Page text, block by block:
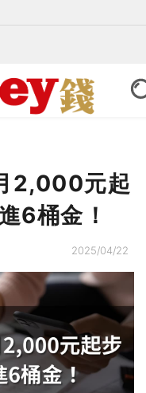
2,000元起
6桶金！
2025/04/22